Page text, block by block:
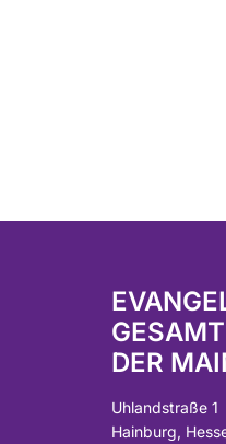
DER
Uhlandstraße 1
Hainburg,